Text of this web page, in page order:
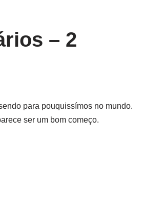
– 2
para pouquissímos no mundo.
ser um bom começo.